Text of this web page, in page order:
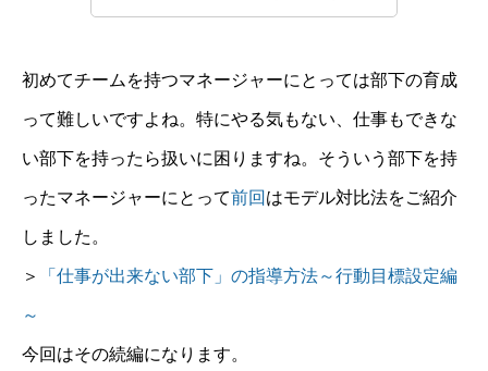
初めてチームを持つマネージャーにとっては部下の育成
って難しいですよね。特にやる気もない、仕事もできな
い部下を持ったら扱いに困りますね。そういう部下を持
ったマネージャーにとって前回 はモデル対比法をご紹介
しました。
＞ 「仕事が出来ない部下」の指導方法～行動目標設定編
～
今回はその続編になります。